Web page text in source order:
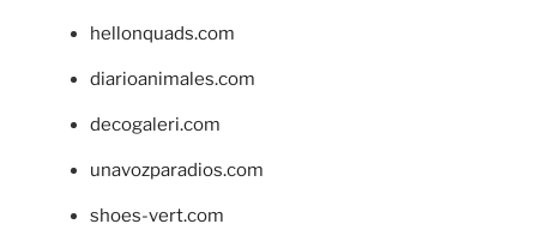
hellonquads.com
diarioanimales.com
decogaleri.com
unavozparadios.com
shoes-vert.com